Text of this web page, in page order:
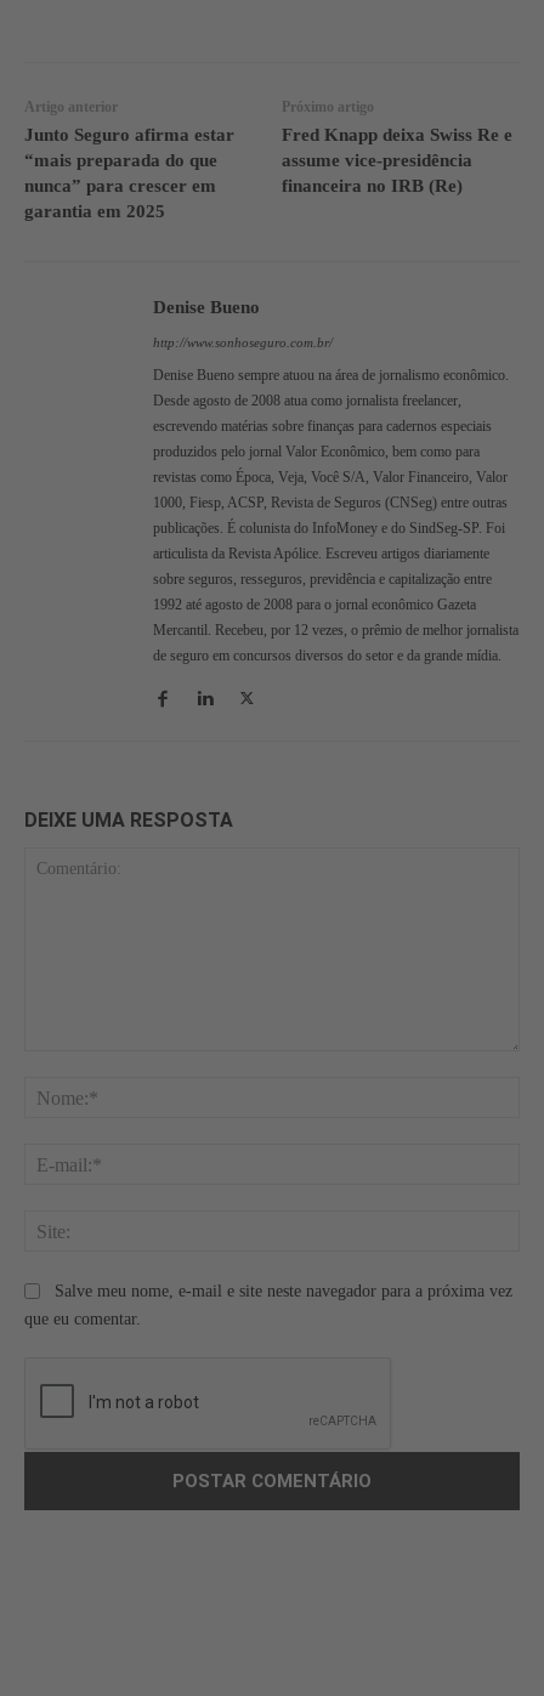
Artigo anterior
Junto Seguro afirma estar
“mais preparada do que
nunca” para crescer em
garantia em 2025
Próximo artigo
Fred Knapp deixa Swiss Re e
assume vice-presidência
financeira no IRB (Re)
Denise Bueno
http://www.sonhoseguro.com.br/
Denise Bueno sempre atuou na área de jornalismo econômico.
Desde agosto de 2008 atua como jornalista freelancer,
escrevendo matérias sobre finanças para cadernos especiais
produzidos pelo jornal Valor Econômico, bem como para
revistas como Época, Veja, Você S/A, Valor Financeiro, Valor
1000, Fiesp, ACSP, Revista de Seguros (CNSeg) entre outras
publicações. É colunista do InfoMoney e do SindSeg-SP. Foi
articulista da Revista Apólice. Escreveu artigos diariamente
sobre seguros, resseguros, previdência e capitalização entre
1992 até agosto de 2008 para o jornal econômico Gazeta
Mercantil. Recebeu, por 12 vezes, o prêmio de melhor jornalista
de seguro em concursos diversos do setor e da grande mídia.
DEIXE UMA RESPOSTA
Salve meu nome, e-mail e site neste navegador para a próxima vez
que eu comentar.